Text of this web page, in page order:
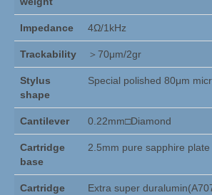
Nagra, Stellavox, EMT,
Studer Service
Occasions & Sales
Hansted Audio
Het bedrijf
Reparatieservice
Martin Logan Service
Impedance 4Ω/1kHz
Trackability ＞70μm/2gr
Stylus
shape
Special polished 80μm
Cantilever 0.22mm□Diamond
Cartridge
base
2.5mm pure sapphire plate
Cartridge
Extra super